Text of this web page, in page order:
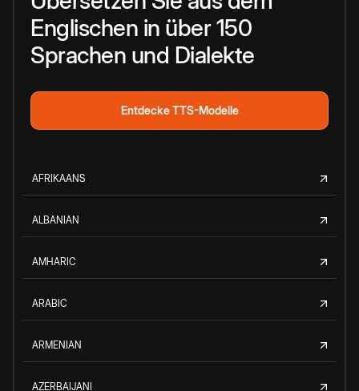
Englischen in über 150
Sprachen und Dialekte
Entdecke TTS-Modelle
AFRIKAANS
ALBANIAN
AMHARIC
ARABIC
ARMENIAN
AZERBAIJANI